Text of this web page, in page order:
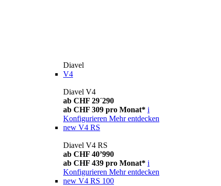
Diavel
V4
Diavel V4
ab CHF 29´290
ab CHF 309 pro Monat* i
Konfigurieren Mehr entdecken
new V4 RS
Diavel V4 RS
ab CHF 40’990
ab CHF 439 pro Monat* i
Konfigurieren Mehr entdecken
new V4 RS 100